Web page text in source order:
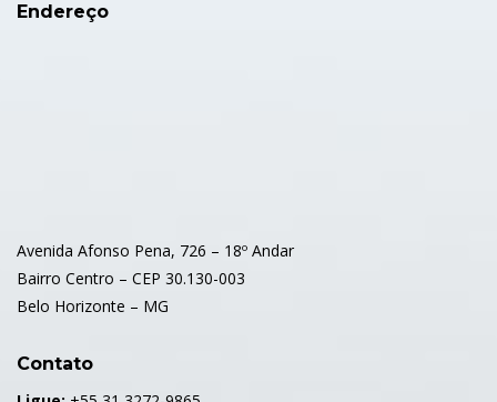
Endereço
Avenida Afonso Pena, 726 – 18º Andar
Bairro Centro – CEP 30.130-003
Belo Horizonte – MG
Contato